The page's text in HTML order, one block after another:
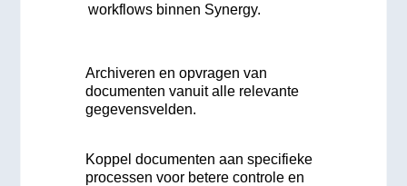
workflows binnen Synergy.
Archiveren en opvragen van
documenten vanuit alle relevante
gegevensvelden.
Koppel documenten aan specifieke
processen voor betere controle en